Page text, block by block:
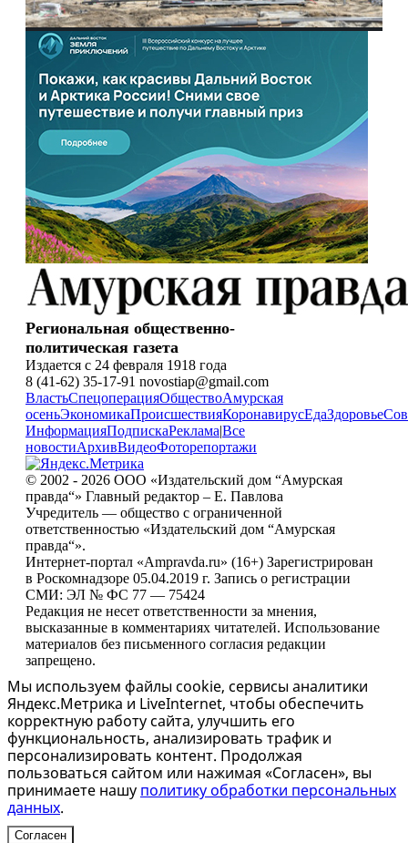
Региональная общественно-
политическая газета
Издается с 24 февраля 1918 года
8 (41-62) 35-17-91 novostiap@gmail.com
ВластьСпецоперацияОбществоАмурская
осеньЭкономикаПроисшествияКоронавирусЕдаЗдоровье
ИнформацияПодпискаРеклама|Все
новостиАрхивВидеоФоторепортажи
© 2002 - 2026 ООО «Издательский дом “Амурская
правда“» Главный редактор – Е. Павлова
Учредитель — общество с ограниченной
ответственностью «Издательский дом “Амурская
правда“».
Интернет-портал «Ampravda.ru» (16+) Зарегистрирован
в Роскомнадзоре 05.04.2019 г. Запись о регистрации
СМИ: ЭЛ № ФС 77 — 75424
Редакция не несет ответственности за мнения,
высказанные в комментариях читателей. Использование
материалов без письменного согласия редакции
запрещено.
Мы используем файлы cookie, сервисы аналитики
Яндекс.Метрика и LiveInternet, чтобы обеспечить
корректную работу сайта, улучшить его
функциональность, анализировать трафик и
персонализировать контент. Продолжая
пользоваться сайтом или нажимая «Согласен», вы
принимаете нашу политику обработки персональных
данных.
Согласен